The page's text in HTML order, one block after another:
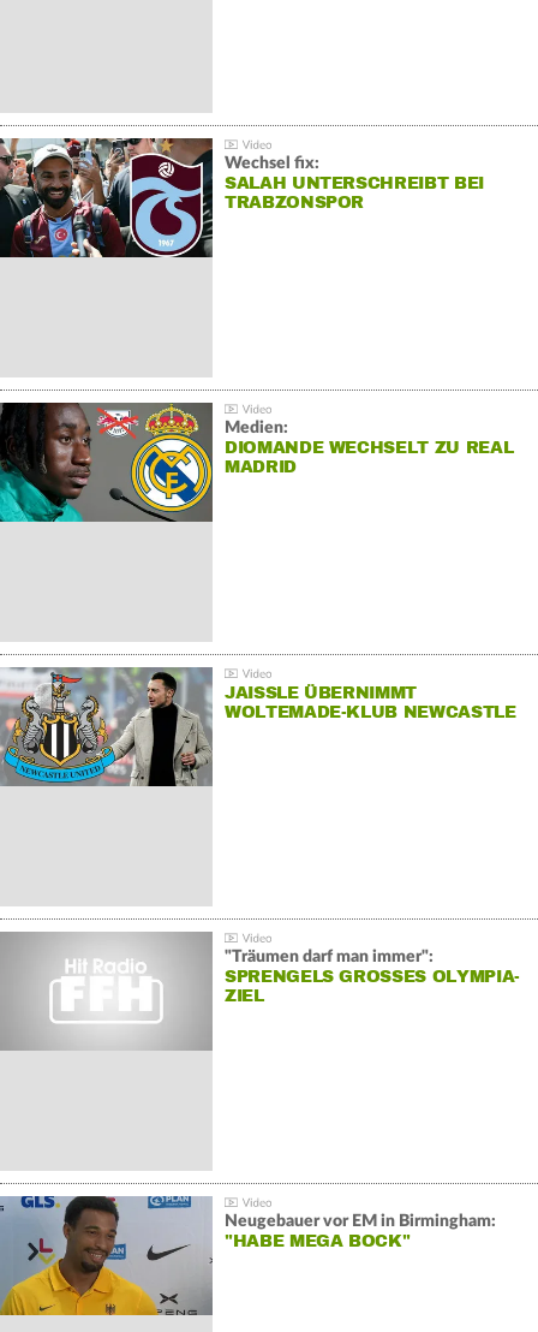
Wechsel fix:
SALAH UNTERSCHREIBT BEI
TRABZONSPOR
Medien:
DIOMANDE WECHSELT ZU REAL
MADRID
JAISSLE ÜBERNIMMT
WOLTEMADE-KLUB NEWCASTLE
"Träumen darf man immer":
SPRENGELS GROSSES OLYMPIA-Z
IEL
Neugebauer vor EM in Birmingham:
"HABE MEGA BOCK"